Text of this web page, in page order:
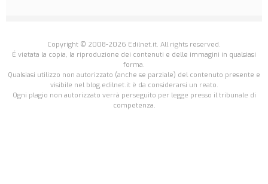
Copyright © 2008-2026 Edilnet.it. All rights reserved.
É vietata la copia, la riproduzione dei contenuti e delle immagini in qualsiasi
forma.
Qualsiasi utilizzo non autorizzato (anche se parziale) del contenuto presente e
visibile nel blog.edilnet.it è da considerarsi un reato.
Ogni plagio non autorizzato verrà perseguito per legge presso il tribunale di
competenza.